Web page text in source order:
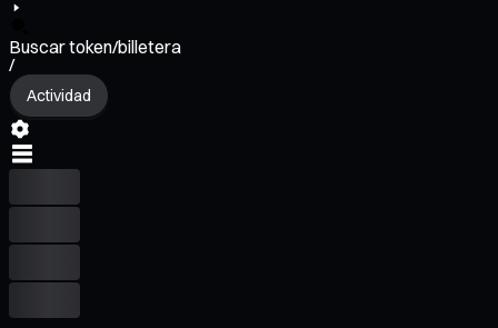
Buscar token/billetera
/
Actividad